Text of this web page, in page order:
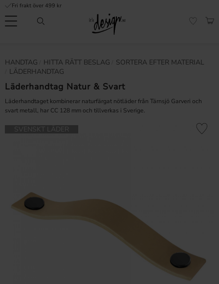
Meny
Fri frakt över 499 kr
HANDTAG HITTA RÄTT BESLAG
SORTERA EFTER MATERIAL
LÄDERHANDTAG
Läderhandtag Natur & Svart
Läderhandtaget kombinerar naturfärgat nötläder från Tärnsjö Garveri och
svart metall, har CC 128 mm och tillverkas i Sverige.
SVENSKT LÄDER Lägg till
Inspiration & Tips
sidor |
Design